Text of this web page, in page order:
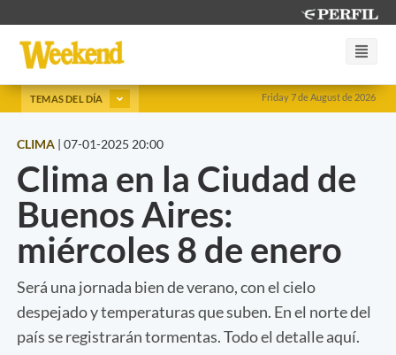
Friday 7 de August de 2026
TEMAS DEL DÍA
CLIMA | 07-01-2025 20:00
Clima en la Ciudad de
Buenos Aires:
miércoles 8 de enero
Será una jornada bien de verano, con el cielo
despejado y temperaturas que suben. En el norte del
país se registrarán tormentas. Todo el detalle aquí.